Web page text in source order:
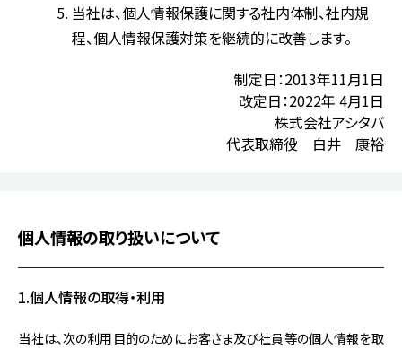
当社は、個人情報保護に関する社内体制、社内規
程、個人情報保護対策を継続的に改善します。
制定日：2013年11月1日
改定日：2022年 4月1日
株式会社アシタバ
代表取締役 白井 康裕
個人情報の取り扱いについて
1.個人情報の取得・利用
当社は、次の利用目的のためにお客さま及び社員等の個人情報を取